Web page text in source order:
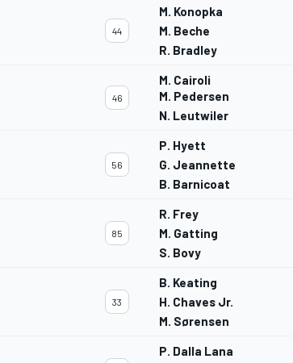
44
M. Konopka
M. Beche
R. Bradley
46
M. Cairoli
M. Pedersen
N. Leutwiler
56
P. Hyett
G. Jeannette
B. Barnicoat
85
R. Frey
M. Gatting
S. Bovy
33
B. Keating
H. Chaves Jr.
M. Sørensen
P. Dalla Lana